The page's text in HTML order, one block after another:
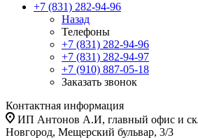
+7 (831) 282-94-96
Назад
Телефоны
+7 (831) 282-94-96
+7 (831) 282-94-97
+7 (910) 887-05-18
Заказать звонок
Контактная информация
ИП Антонов А.И, главный офис и
Новгород, Мещерский бульвар, 3/3